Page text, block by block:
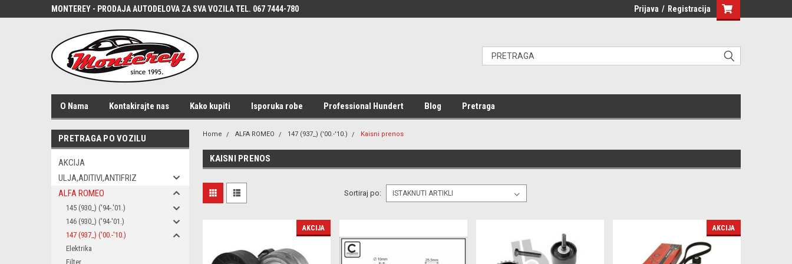
MONTEREY - PRODAJA AUTODELOVA ZA SVA VOZILA TEL. 067 7444-780 Prijava / Registracija
O Nama Kontakirajte nas Kako kupiti Isporuka robe Professional Hundert Blog Pretraga
PRETRAGA PO VOZILU
AKCIJA
ULJA,ADITIVI,ANTIFRIZ
ALFA ROMEO
145 (930_) ('94-.'01.)
146 (930_) ('94-'01.)
147 (937_) ('00.-'10.)
Elektrika
Filter
Home ALFA ROMEO 147 (937_) ('00.-'10.) Kaisni prenos
KAISNI PRENOS
Sortiraj po:
AKCIJA AKCIJA